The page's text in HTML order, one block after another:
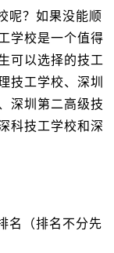
呢？如果没能顺
学校是一个值得
可以选择的技工
技工学校、深圳
深圳第二高级技
科技工学校和深
名（排名不分先